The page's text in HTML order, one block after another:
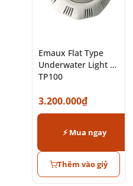
Emaux Flat Type
Underwater Light –
TP100
3.200.000₫
⚡ Mua ngay
Thêm vào giỷ